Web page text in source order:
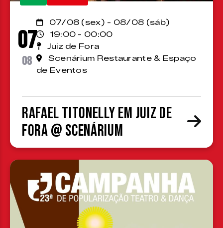
07
08
07/08 (sex) - 08/08 (sáb)
19:00 - 00:00
Juiz de Fora
Scenárium Restaurante & Espaço
de Eventos
Rafael Titonelly em Juiz de
Fora @ Scenárium